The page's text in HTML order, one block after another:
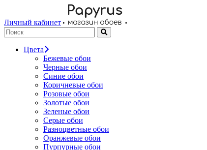
Личный кабинет
Цвета
Бежевые обои
Черные обои
Синие обои
Коричневые обои
Розовые обои
Золотые обои
Зеленые обои
Серые обои
Разноцветные обои
Оранжевые обои
Пурпурные обои